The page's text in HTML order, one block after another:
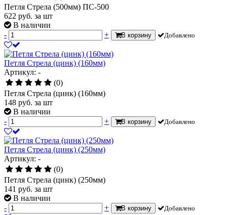
Петля Стрела (500мм) ПС-500
622 руб. за шт
В наличии
-
+ В корзину Добавлено
Петля Стрела (цинк) (160мм)
Артикул: -
(0)
Петля Стрела (цинк) (160мм)
148 руб. за шт
В наличии
-
+ В корзину Добавлено
Петля Стрела (цинк) (250мм)
Артикул: -
(0)
Петля Стрела (цинк) (250мм)
141 руб. за шт
В наличии
-
+ В корзину Добавлено